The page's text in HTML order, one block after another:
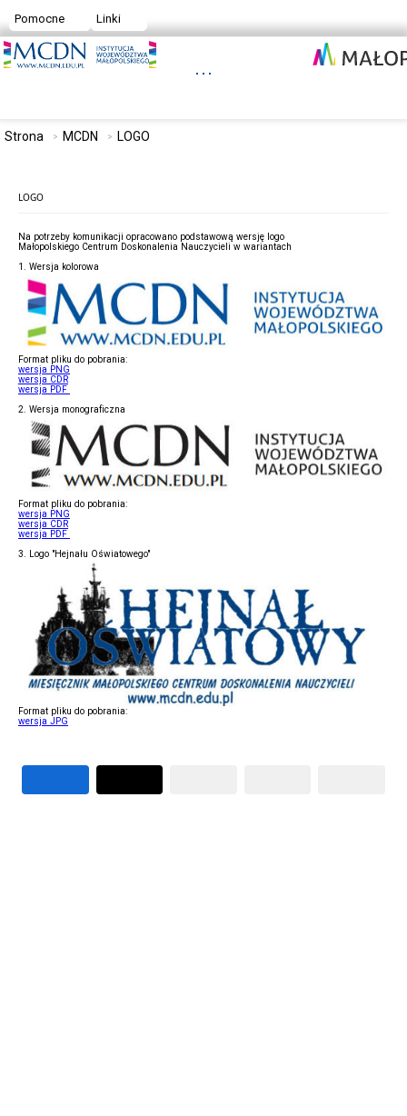
Pomocne Linki
Strona MCDN LOGO
LOGO
Na potrzeby komunikacji opracowano podstawową wersję logo
Małopolskiego Centrum Doskonalenia Nauczycieli w wariantach
1. Wersja kolorowa
Format pliku do pobrania:
wersja PNG
wersja CDR
wersja PDF
2. Wersja monograficzna
Format pliku do pobrania:
wersja PNG
wersja CDR
wersja PDF
3. Logo "Hejnału Oświatowego"
Format pliku do pobrania:
wersja JPG